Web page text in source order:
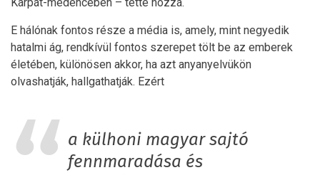
E hálónak fontos része a média is, amely, mint negyedik
hatalmi ág, rendkívül fontos szerepet tölt be az emberek
életében, különösen akkor, ha azt anyanyelvükön
olvashatják, hallgathatják. Ezért
a külhoni magyar sajtó
fennmaradása és